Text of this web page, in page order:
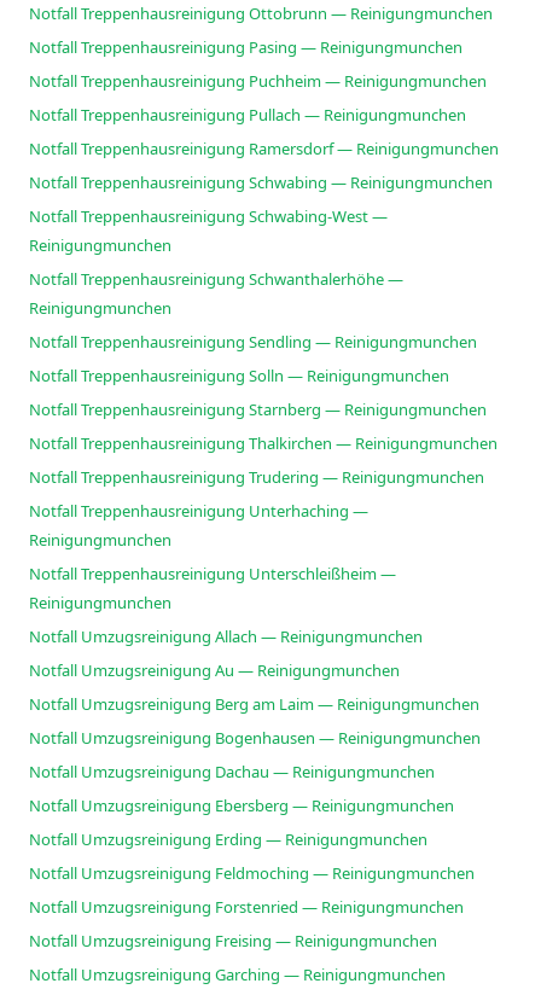
Notfall Treppenhausreinigung Ottobrunn — Reinigungmunchen
Notfall Treppenhausreinigung Pasing — Reinigungmunchen
Notfall Treppenhausreinigung Puchheim — Reinigungmunchen
Notfall Treppenhausreinigung Pullach — Reinigungmunchen
Notfall Treppenhausreinigung Ramersdorf — Reinigungmunchen
Notfall Treppenhausreinigung Schwabing — Reinigungmunchen
Notfall Treppenhausreinigung Schwabing-West —
Reinigungmunchen
Notfall Treppenhausreinigung Schwanthalerhöhe —
Reinigungmunchen
Notfall Treppenhausreinigung Sendling — Reinigungmunchen
Notfall Treppenhausreinigung Solln — Reinigungmunchen
Notfall Treppenhausreinigung Starnberg — Reinigungmunchen
Notfall Treppenhausreinigung Thalkirchen — Reinigungmunchen
Notfall Treppenhausreinigung Trudering — Reinigungmunchen
Notfall Treppenhausreinigung Unterhaching —
Reinigungmunchen
Notfall Treppenhausreinigung Unterschleißheim —
Reinigungmunchen
Notfall Umzugsreinigung Allach — Reinigungmunchen
Notfall Umzugsreinigung Au — Reinigungmunchen
Notfall Umzugsreinigung Berg am Laim — Reinigungmunchen
Notfall Umzugsreinigung Bogenhausen — Reinigungmunchen
Notfall Umzugsreinigung Dachau — Reinigungmunchen
Notfall Umzugsreinigung Ebersberg — Reinigungmunchen
Notfall Umzugsreinigung Erding — Reinigungmunchen
Notfall Umzugsreinigung Feldmoching — Reinigungmunchen
Notfall Umzugsreinigung Forstenried — Reinigungmunchen
Notfall Umzugsreinigung Freising — Reinigungmunchen
Notfall Umzugsreinigung Garching — Reinigungmunchen